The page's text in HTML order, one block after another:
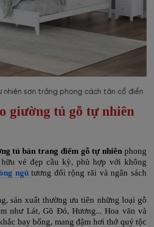
nhiên sơn trắng phong cách tân cổ điển
giường tủ gỗ tự nhiên
tủ bàn trang điểm gỗ tự nhiên phong
vẻ đẹp cầu kỳ, phù hợp với không
ngủtương đối rộng rãi và ngân sách
sản xuất thường ưu tiên những loại gỗ
như Lát, Gõ Đỏ, Hương... Hoa văn và
bay bổng, mang đậm hơi thở quý tộc